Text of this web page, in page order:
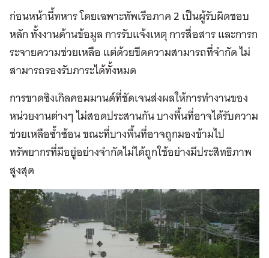
ก่อนหน้านี้ทหาร โดยเฉพาะทัพเรือภาค 2 เป็นผู้รับผิดชอบ
หลัก ทั้งงานด้านข้อมูล การรับแจ้งเหตุ การสื่อสาร และการก
ระจายความช่วยเหลือ แต่ด้วยขีดความสามารถที่จำกัด ไม่
สามารถรองรับภาระได้ทั้งหมด
การขาดซิงเกิลคอมมานด์ที่ชัดเจนส่งผลให้การทำงานของ
หน่วยงานต่างๆ ไม่สอดประสานกัน บางพื้นที่อาจได้รับความ
ช่วยเหลือซ้ำซ้อน ขณะที่บางพื้นที่อาจถูกมองข้ามไป
ทรัพยากรที่มีอยู่อย่างจำกัดไม่ได้ถูกใช้อย่างมีประสิทธิภาพ
สูงสุด